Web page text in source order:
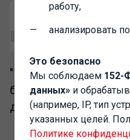
"1C-
базе разработок
для IT-
работу,
анализировать
Это безопасно
Мы соблюдаем 152-
данных» и
(например, IP, тип
указанных целей.
Политике